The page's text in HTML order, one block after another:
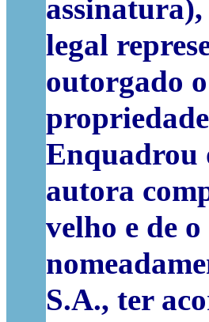
legal
outorgado
Enquadrou
autora
velho e de
S.A., ter